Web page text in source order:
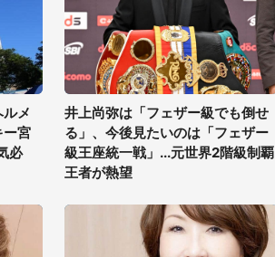
メ
ー宮
必
井上尚弥は「フェザー級でも倒せ
る」、今後見たいのは「フェザー
級王座統一戦」...元世界2階級制覇
王者が熱望